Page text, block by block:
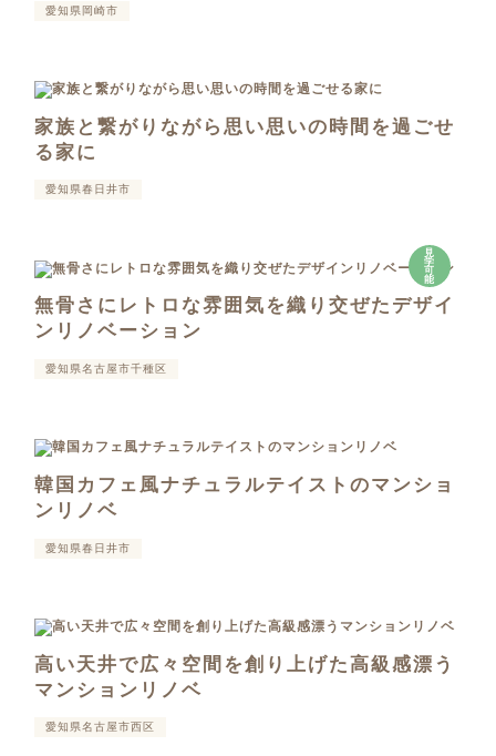
愛知県岡崎市
家族と繋がりながら思い思いの時間を過ごせ
る家に
愛知県春日井市
見
学
可
能
無骨さにレトロな雰囲気を織り交ぜたデザイ
ンリノベーション
愛知県名古屋市千種区
韓国カフェ風ナチュラルテイストのマンショ
ンリノベ
愛知県春日井市
高い天井で広々空間を創り上げた高級感漂う
マンションリノベ
愛知県名古屋市西区